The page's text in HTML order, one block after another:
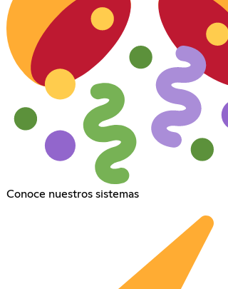
Conoce nuestros sistemas